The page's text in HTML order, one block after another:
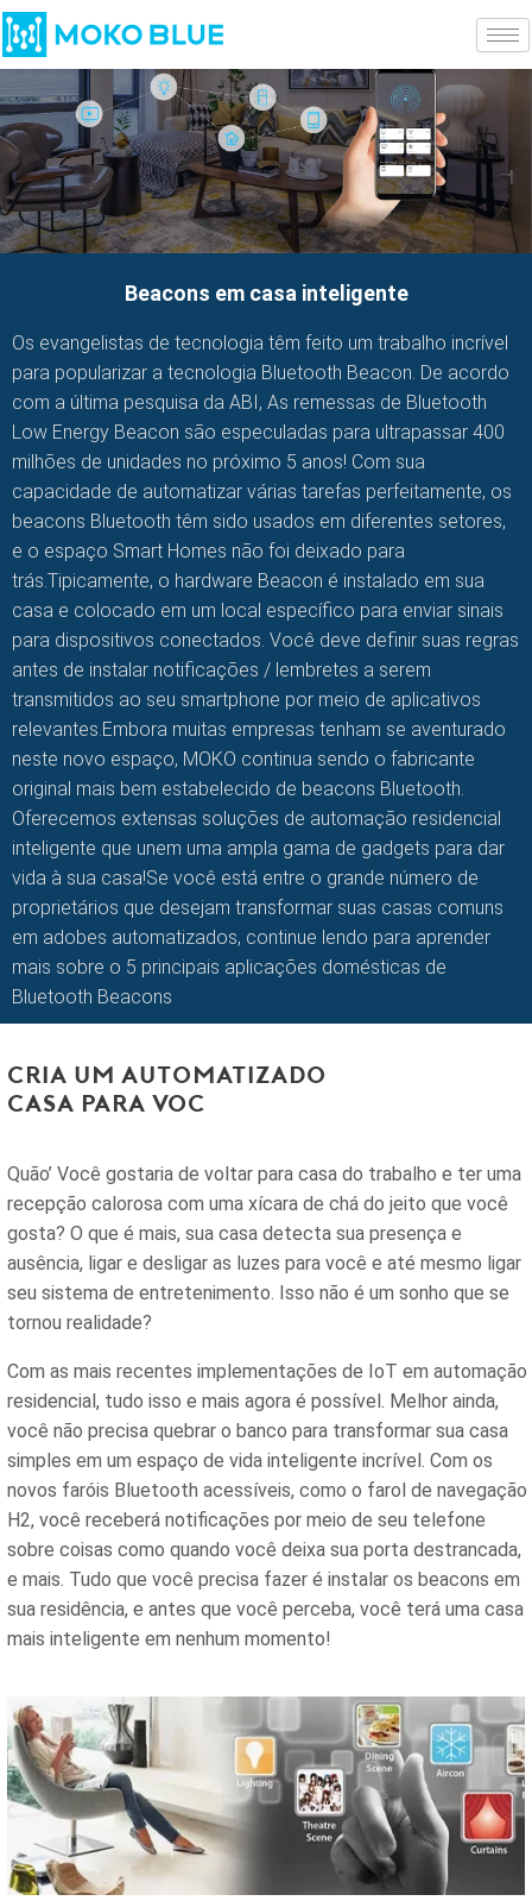
Beacons em casa inteligente
Os evangelistas de tecnologia têm feito um trabalho incrível
para popularizar a tecnologia Bluetooth Beacon. De acordo
com a última pesquisa da ABI, As remessas de Bluetooth
Low Energy Beacon são especuladas para ultrapassar 400
milhões de unidades no próximo 5 anos! Com sua
capacidade de automatizar várias tarefas perfeitamente, os
beacons Bluetooth têm sido usados ​​em diferentes setores,
e o espaço Smart Homes não foi deixado para
trás.Tipicamente, o hardware Beacon é instalado em sua
casa e colocado em um local específico para enviar sinais
para dispositivos conectados. Você deve definir suas regras
antes de instalar notificações / lembretes a serem
transmitidos ao seu smartphone por meio de aplicativos
relevantes.Embora muitas empresas tenham se aventurado
neste novo espaço, MOKO continua sendo o fabricante
original mais bem estabelecido de beacons Bluetooth.
Oferecemos extensas soluções de automação residencial
inteligente que unem uma ampla gama de gadgets para dar
vida à sua casa!Se você está entre o grande número de
proprietários que desejam transformar suas casas comuns
em adobes automatizados, continue lendo para aprender
mais sobre o 5 principais aplicações domésticas de
Bluetooth Beacons
Cria um Automatizado
Casa para você
Quão’ Você gostaria de voltar para casa do trabalho e ter uma
recepção calorosa com uma xícara de chá do jeito que você
gosta? O que é mais, sua casa detecta sua presença e
ausência, ligar e desligar as luzes para você e até mesmo ligar
seu sistema de entretenimento. Isso não é um sonho que se
tornou realidade?
Com as mais recentes implementações de IoT em automação
residencial, tudo isso e mais agora é possível. Melhor ainda,
você não precisa quebrar o banco para transformar sua casa
simples em um espaço de vida inteligente incrível. Com os
novos faróis Bluetooth acessíveis, como o farol de navegação
H2, você receberá notificações por meio de seu telefone
sobre coisas como quando você deixa sua porta destrancada,
e mais. Tudo que você precisa fazer é instalar os beacons em
sua residência, e antes que você perceba, você terá uma casa
mais inteligente em nenhum momento!